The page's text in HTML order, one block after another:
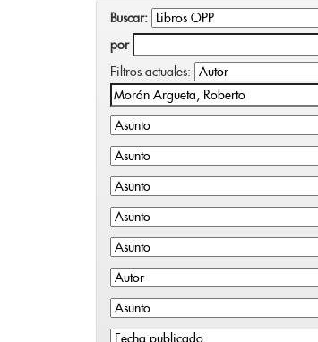
Buscar:
por
Filtros actuales: